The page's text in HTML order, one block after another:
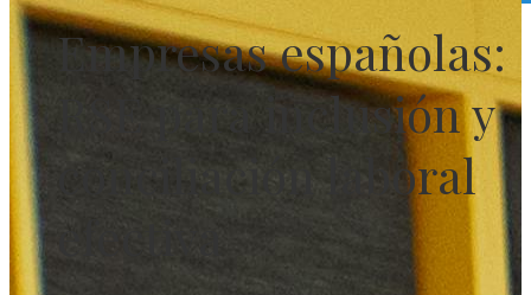
Empresas españolas:
RSE para inclusión y
conciliación laboral
efectiva